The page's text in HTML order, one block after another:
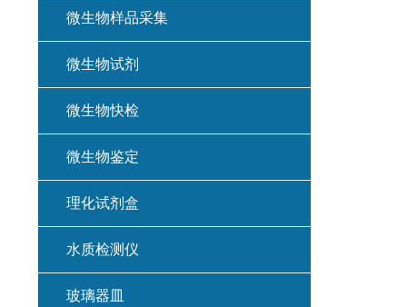
微生物样品采集
微生物试剂
微生物快检
微生物鉴定
理化试剂盒
水质检测仪
玻璃器皿